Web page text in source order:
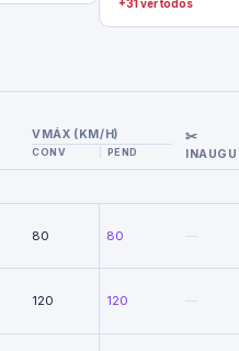
+31 ver todos
VMÁX (KM/H)
CONV PEND
✂️
80 80
120 120
—
—